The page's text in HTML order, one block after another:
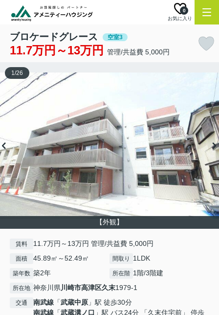
お気に入り
0
ブロケードグレース 空室3
11.7万円～13万円 管理/共益費 5,000円
【外観】
1/26
賃料 11.7万円～13万円 管理/共益費 5,000円
面積 45.89㎡～52.49㎡ 間取り 1LDK
築年数 築2年 所在階 1階/3階建
所在地 神奈川県川崎市高津区久末1979-1
交通 南武線 「武蔵中原 」駅 徒歩30分
南武線 「武蔵溝ノ口 」駅 バス24分 「久末住宅前」 停歩